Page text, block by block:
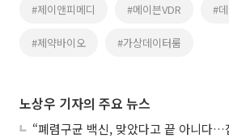
#제이앤피메디 #메이븐VDR #
#제약바이오 #가상데이터룸
노상우 기자의 주요 뉴스